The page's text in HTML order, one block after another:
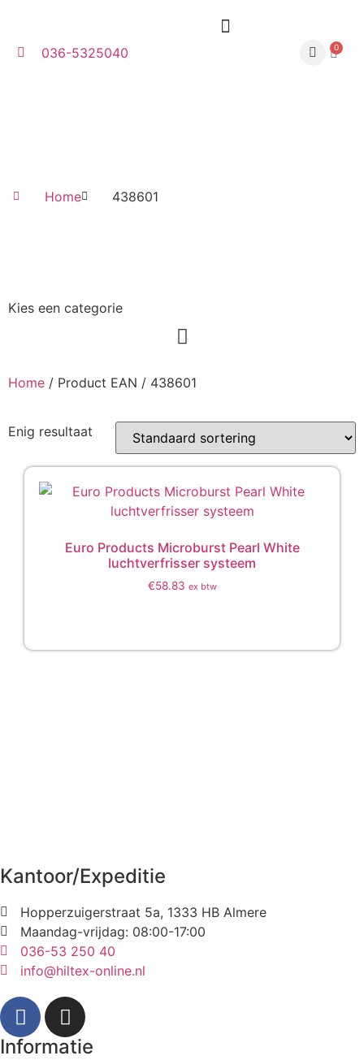
036-5325040 0
Home 438601
Kies een categorie
Home / Product EAN / 438601
Enig resultaat
Euro Products Microburst Pearl White
luchtverfrisser systeem
€58.83 ex btw
Kantoor/Expeditie
Hopperzuigerstraat 5a, 1333 HB Almere
Maandag-vrijdag: 08:00-17:00
036-53 250 40
info@hiltex-online.nl
Informatie